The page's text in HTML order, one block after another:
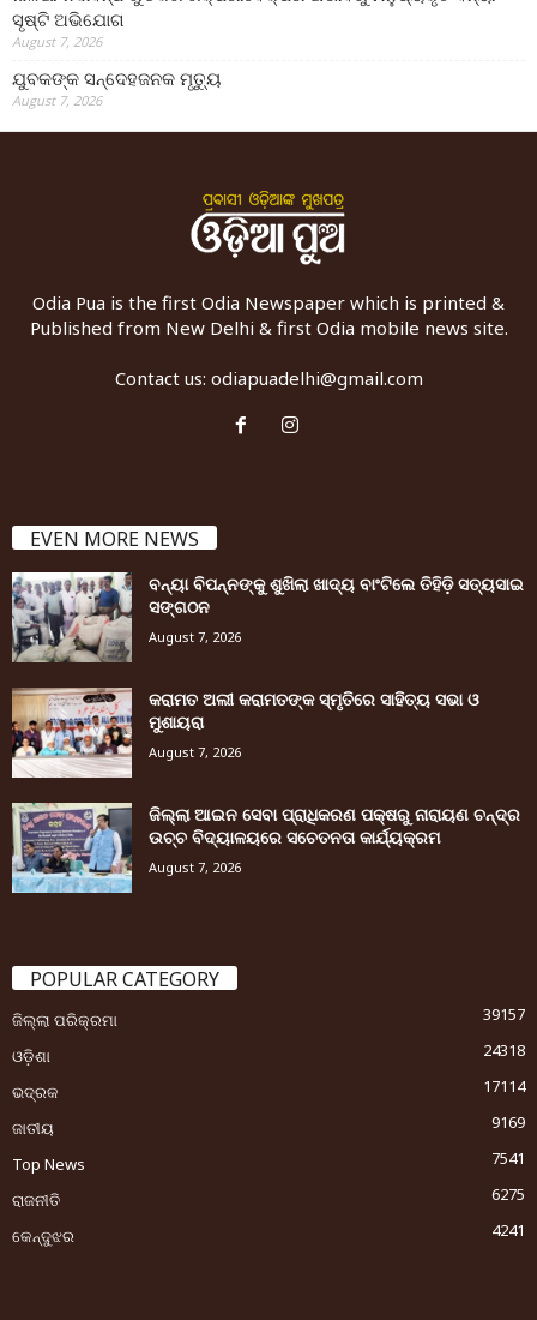
ସୃଷ୍ଟି ଅଭିଯୋଗ
August 7, 2026
ଯୁବକଙ୍କ ସନ୍ଦେହଜନକ ମୃତ୍ୟୁ
August 7, 2026
Odia Pua is the first Odia Newspaper which is printed &
Published from New Delhi & first Odia mobile news site.
Contact us: odiapuadelhi@gmail.com
EVEN MORE NEWS
ବନ୍ୟା ବିପନ୍ନଙ୍କୁ ଶୁଖିଲା ଖାଦ୍ୟ ବାଂଟିଲେ ତିହିଡି଼ ସତ୍ୟସାଇ
ସଙ୍ଗଠନ
August 7, 2026
କରାମତ ଅଲୀ କରାମତଙ୍କ ସ୍ମୃତିରେ ସାହିତ୍ୟ ସଭା ଓ
ମୁଶାୟରା
August 7, 2026
ଜିଲ୍ଲା ଆଇନ ସେବା ପ୍ରାଧିକରଣ ପକ୍ଷରୁ ନାରାୟଣ ଚନ୍ଦ୍ର
ଉଚ୍ଚ ବିଦ୍ୟାଳୟରେ ସଚେତନତା କାର୍ଯ୍ୟକ୍ରମ
August 7, 2026
POPULAR CATEGORY
ଜିଲ୍ଲା ପରିକ୍ରମା
39157
ଓଡ଼ିଶା
24318
ଭଦ୍ରକ
17114
ଜାତୀୟ
9169
Top News
7541
ରାଜନୀତି
6275
କେନ୍ଦୁଝର
4241